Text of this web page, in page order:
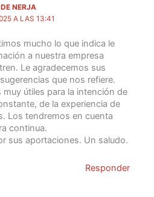
NERJA
A LAS 13:41
mucho lo que indica le
a nuestra empresa
Le agradecemos sus
que nos refiere.
útiles para la intención de
de la experiencia de
Los tendremos en cuenta
continua.
sus aportaciones. Un saludo.
Responder